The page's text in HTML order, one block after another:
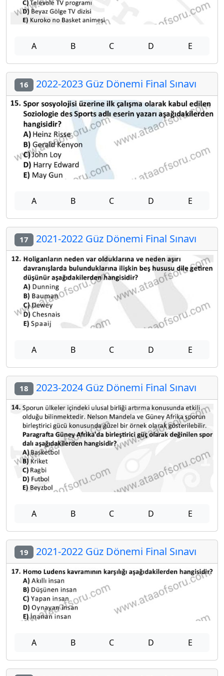
A B C D E
16 2022-2023 Güz Dönemi Final Sınavı
A B C D E
17 2021-2022 Güz Dönemi Final Sınavı
A B C D E
18 2023-2024 Güz Dönemi Final Sınavı
A B C D E
19 2021-2022 Güz Dönemi Final Sınavı
A B C D E